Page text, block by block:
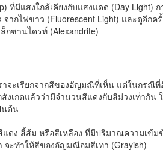
ที่มีแสงใกล้เคียงกับแสงแดด (Day
ไฟขาว (Fluorescent Light) และดูอีกครั้
ซานไดรท์ (Alexandrite)
จะเรียกจากสีของอัญมณีที่เห็น แต่ในกร
งเกตแล้วว่ามีจำนวนสีแดงกับสีม่วงเท่่ากัน
นต้น
ดง สี้ส้ม หรือสีเหลือง ที่มีปริมาณความเข้
จะทำให้สีของอัญมณีอมสีเทา (Grayish)